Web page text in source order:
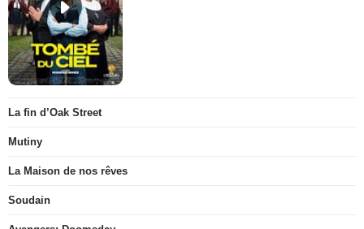
La fin d’Oak Street
Mutiny
La Maison de nos rêves
Soudain